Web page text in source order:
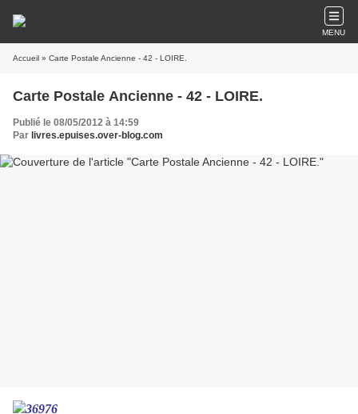
MENU
Accueil » Carte Postale Ancienne - 42 - LOIRE.
Carte Postale Ancienne - 42 - LOIRE.
Publié le 08/05/2012 à 14:59
Par livres.epuises.over-blog.com